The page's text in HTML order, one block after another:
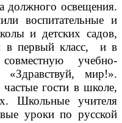
должного освещения.
и
и детских садов,
в первый класс, и в
учебно-
«Здравствуй, мир!».
гости в школе,
Школьные учителя
уроки по русской